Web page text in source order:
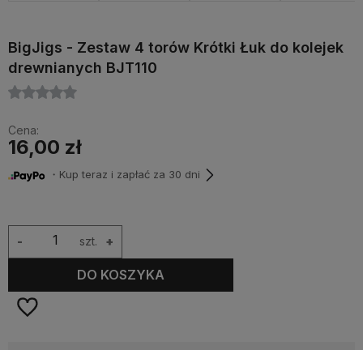
BigJigs - Zestaw 4 torów Krótki Łuk do kolejek
drewnianych BJT110
Cena:
16,00 zł
・Kup teraz i zapłać za 30 dni
szt. +
-
DO KOSZYKA